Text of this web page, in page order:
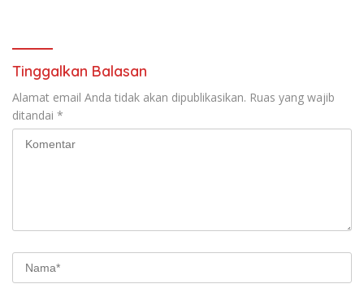
Tinggalkan Balasan
Alamat email Anda tidak akan dipublikasikan. Ruas yang wajib
ditandai *